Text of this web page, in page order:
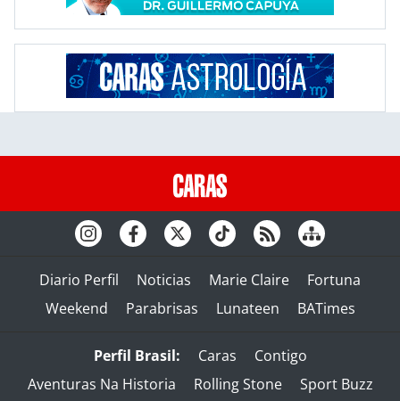
Diario Perfil Noticias Marie Claire
Fortuna
Weekend
Parabrisas Lunateen BATimes
Perfil Brasil: Caras
Contigo
Aventuras Na Historia
Rolling Stone Sport Buzz